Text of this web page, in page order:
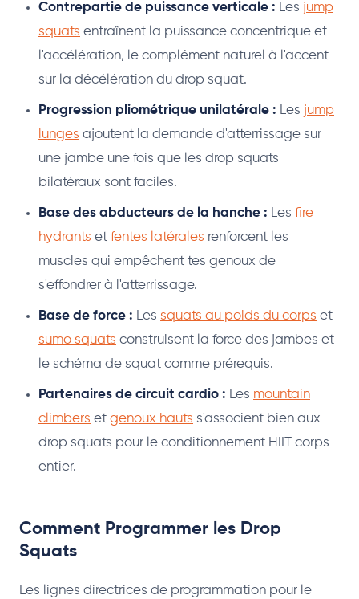
Contrepartie de puissance verticale : Les jump
squats entraînent la puissance concentrique et
l'accélération, le complément naturel à l'accent
sur la décélération du drop squat.
Progression pliométrique unilatérale : Les jump
lunges ajoutent la demande d'atterrissage sur
une jambe une fois que les drop squats
bilatéraux sont faciles.
Base des abducteurs de la hanche : Les fire
hydrants et fentes latérales renforcent les
muscles qui empêchent tes genoux de
s'effondrer à l'atterrissage.
Base de force : Les squats au poids du corps et
sumo squats construisent la force des jambes et
le schéma de squat comme prérequis.
Partenaires de circuit cardio : Les mountain
climbers et genoux hauts s'associent bien aux
drop squats pour le conditionnement HIIT corps
entier.
Comment Programmer les Drop
Squats
Les lignes directrices de programmation pour le